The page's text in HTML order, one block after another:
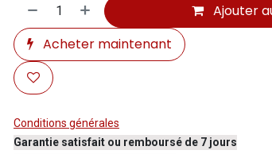
Ajouter
Acheter maintenant
Conditions générales
Garantie satisfait ou remboursé de 7 jours